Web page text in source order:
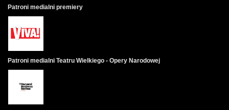
Patroni medialni premiery
Patroni medialni Teatru Wielkiego - Opery Narodowej